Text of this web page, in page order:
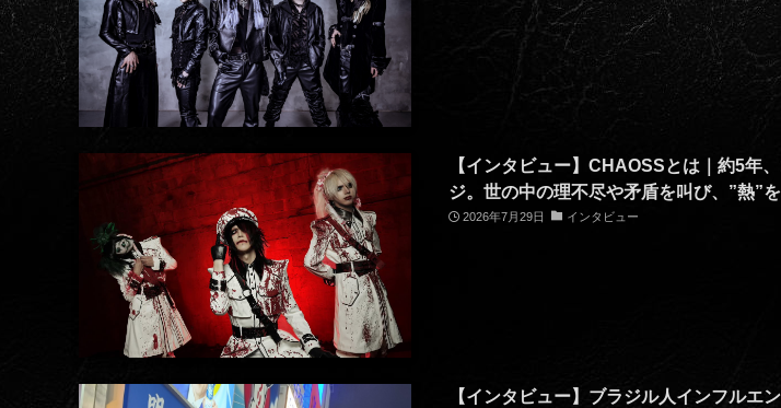
【インタビュー】CHAOSSとは｜約5年
ジ。世の中の理不尽や矛盾を叫び、”熱”
2026年7月29日 インタビュー
【インタビュー】ブラジル人インフルエ